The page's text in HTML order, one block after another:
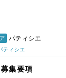
ア パティシエ
ティシエ
集要項